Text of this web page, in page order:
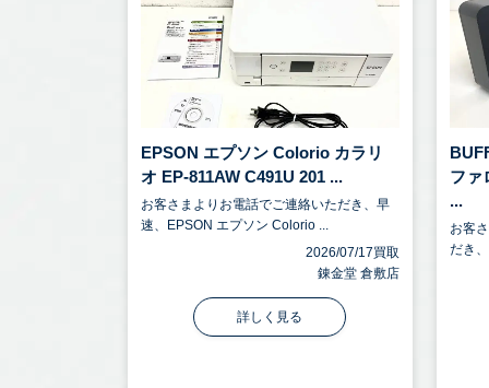
EPSON エプソン Colorio カラリ
オ EP-811AW C491U 201 ...
お客さまよりお電話でご連絡いただき、早
速、EPSON エプソン Colorio ...
2026/07/17買取
錬金堂 倉敷店
詳しく見る
ファ
...
お客
だき